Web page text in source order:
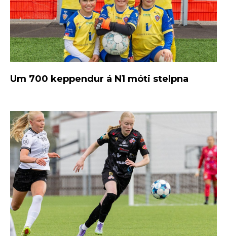
Um 700 keppendur á N1 móti stelpna